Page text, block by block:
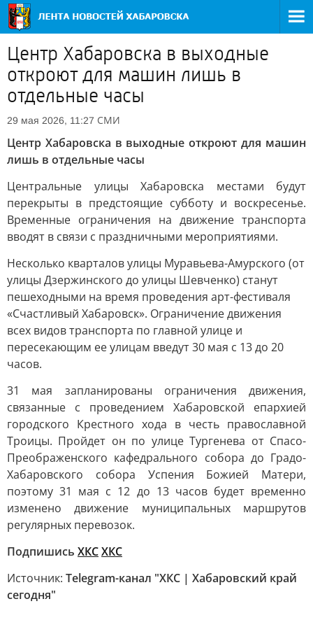
Центр Хабаровска в выходные
откроют для машин лишь в
отдельные часы
29 мая 2026, 11:27 СМИ
Центр Хабаровска в выходные откроют для машин
лишь в отдельные часы
Центральные улицы Хабаровска местами будут
перекрыты в предстоящие субботу и воскресенье.
Временные ограничения на движение транспорта
вводят в связи с праздничными мероприятиями.
Несколько кварталов улицы Муравьева-Амурского (от
улицы Дзержинского до улицы Шевченко) станут
пешеходными на время проведения арт-фестиваля
«Счастливый Хабаровск». Ограничение движения
всех видов транспорта по главной улице и
пересекающим ее улицам введут 30 мая с 13 до 20
часов.
31 мая запланированы ограничения движения,
связанные с проведением Хабаровской епархией
городского Крестного хода в честь православной
Троицы. Пройдет он по улице Тургенева от Спасо-
Преображенского кафедрального собора до Градо-
Хабаровского собора Успения Божией Матери,
поэтому 31 мая с 12 до 13 часов будет временно
изменено движение муниципальных маршрутов
регулярных перевозок.
Подпишись ХКСХКС
Источник: Telegram-канал "ХКС | Хабаровский край
сегодня"